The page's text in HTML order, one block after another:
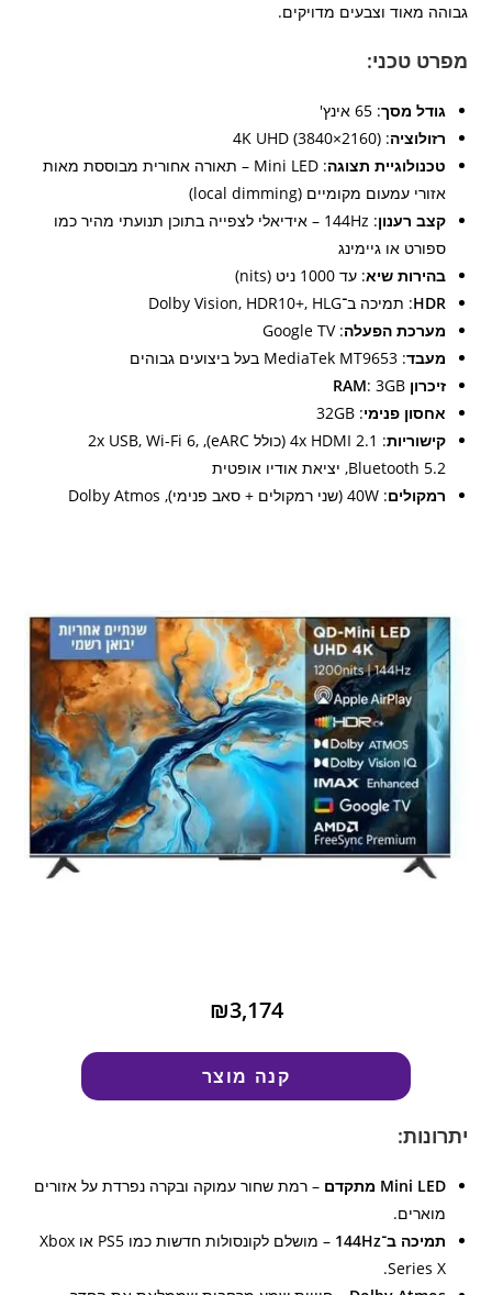
גבוהה מאוד וצבעים מדויקים.
מפרט טכני:
גודל מסך: 65 אינץ'
רזולוציה: 4K UHD (3840×2160)
טכנולוגיית תצוגה
: Mini LED – תאורה אחורית מבוססת מאות
אזורי עמעום מקומיים (local dimming)
קצב רענון
: 144Hz – אידיאלי לצפייה בתוכן תנועתי מהיר כמו
ספורט או גיימינג
בהירות שיא: עד 1000 ניט (nits)
HDR: תמיכה ב־Dolby Vision, HDR10+, HLG
מערכת הפעלה: Google TV
מעבד: MediaTek MT9653 בעל ביצועים גבוהים
זיכרון RAM: 3GB
אחסון פנימי: 32GB
קישוריות
: 4x HDMI 2.1 (כולל eARC), 2x USB, Wi-Fi 6,
Bluetooth 5.2, יציאת אודיו אופטית
רמקולים: 40W (שני רמקולים + סאב פנימי), Dolby Atmos
₪3,174
קנה מוצר
יתרונות:
Mini LED מתקדם
– רמת שחור עמוקה ובקרה נפרדת על אזורים
מוארים.
תמיכה ב־144Hz
– מושלם לקונסולות חדשות כמו PS5 או Xbox
Series X.